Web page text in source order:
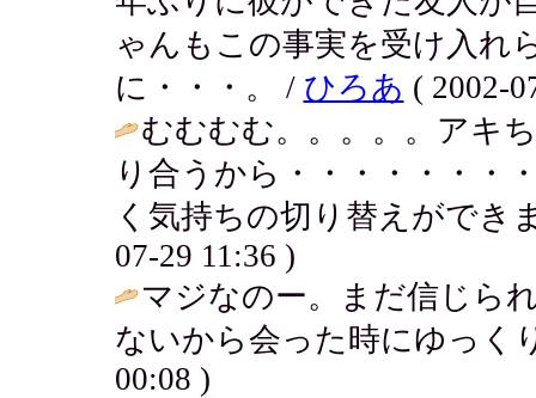
ゃんもこの事実を受け入れ
に・・・。 / ひろあ ( 2002-
むむむむ。。。。。アキ
り合うから・・・・・・・
く気持ちの切り替えができ
07-29 11:36 )
マジなのー。まだ信じら
ないから会った時にゆっく
00:08 )